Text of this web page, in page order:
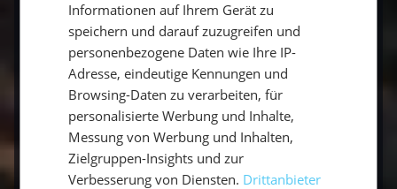
Fehlerbehebung:Wenn ein Licht ausfällt,
überprüfe zunächst die Stromquelle. Häufig
liegt das Problem an einer abgenutzten
Batterie oder an fehlerhaften Kabeln. Bei
professionellen Beleuchtungslösungen wie
denen vonToplichtgibt es zudem immer
einen zuverlässigen Kundensupport.
Informationen auf Ihrem Gerät zu
speichern und darauf zuzugreifen und
personenbezogene Daten wie Ihre IP-
Adresse, eindeutige Kennungen und
Browsing-Daten zu verarbeiten, für
personalisierte Werbung und Inhalte,
Messung von Werbung und Inhalten,
Zielgruppen-Insights und zur
Verbesserung von Diensten. Drittanbieter